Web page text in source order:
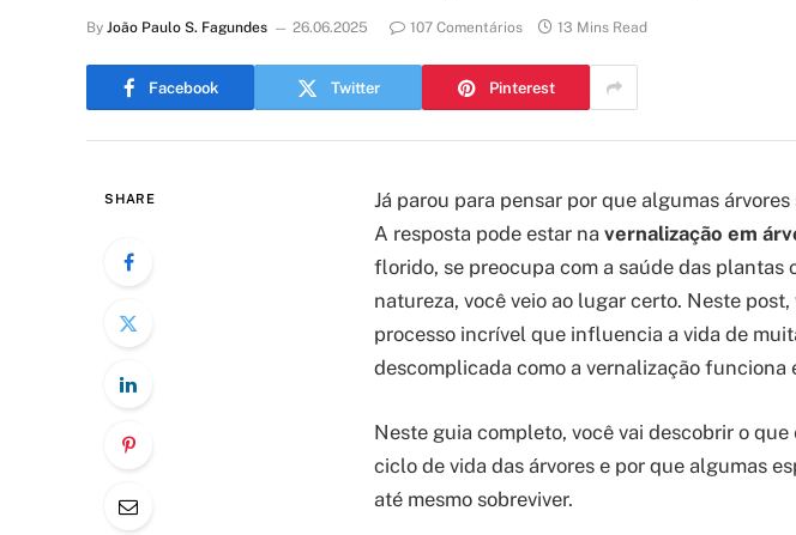
By João Paulo S. Fagundes 26.06.2025 107 Comentários 13 Mins Read
Facebook Twitter Pinterest
SHARE
Já parou para pensar por que algumas
A resposta pode estar na vernalização em
florido, se preocupa com a saúde das plantas
natureza, você veio ao lugar certo. Neste
processo incrível que influencia a vida de
descomplicada como a vernalização funciona
Neste guia completo, você vai descobrir o
ciclo de vida das árvores e por que algumas
até mesmo sobreviver.